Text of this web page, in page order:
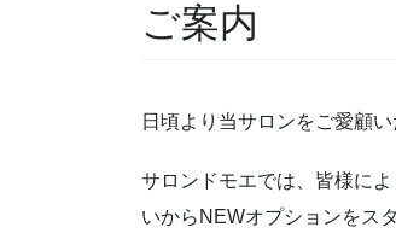
ご案内
日頃より当サロンをご愛顧
サロンドモエでは、皆様に
いからNEWオプションをス